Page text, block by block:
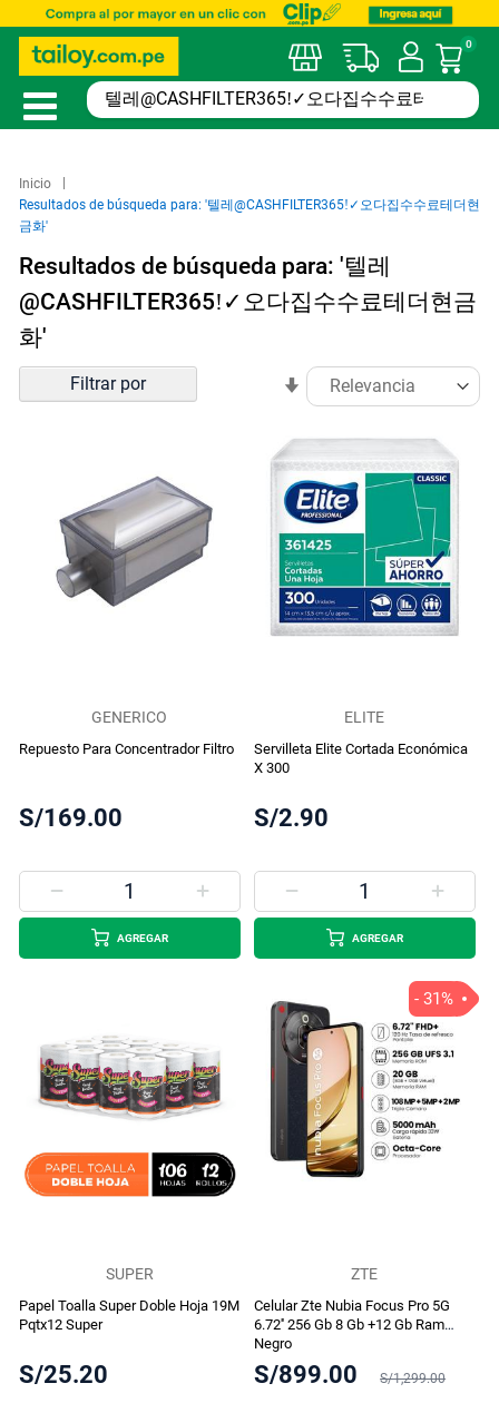
Mi
0
Inicio
Resultados de búsqueda para: '텔레@CASHFILTER365ǃ✓오다집수수료테더현
금화'
Resultados de búsqueda para: '텔레
@CASHFILTER365ǃ✓오다집수수료테더현금
화'
Ordenar
por
sentido
GENERICO
Repuesto Para Concentrador Filtro
S/169.00
AGREGAR
ELITE
Servilleta Elite Cortada Económica
X 300
S/2.90
AGREGAR
SUPER
Papel Toalla Super Doble Hoja 19M
Pqtx12 Super
S/25.20
ZTE
Celular Zte Nubia Focus Pro 5G
6.72'' 256 Gb 8 Gb +12 Gb Ram
Negro
S/899.00 S/1,299.00
- 31%
Filtrar por